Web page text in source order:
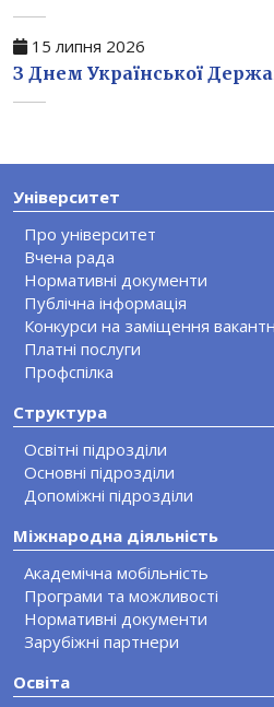
15 липня 2026
З Днем Української
Університет
Про університет
Вчена рада
Нормативні документи
Публічна інформація
Конкурси на заміщення
Платні послуги
Профспілка
Структура
Освітні підрозділи
Основні підрозділи
Допоміжні підрозділи
Міжнародна діяльність
Академічна мобільність
Програми та можливості
Нормативні документи
Зарубіжні партнери
Освіта